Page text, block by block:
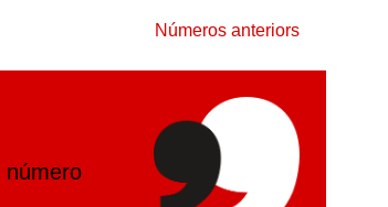
Números anteriors
número